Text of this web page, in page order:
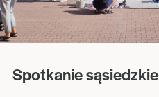
Spotkanie sąsiedzkie